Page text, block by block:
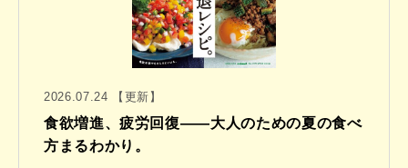
2026.07.24 【更新】
食欲増進、疲労回復——大人のための夏の食べ
方まるわかり。